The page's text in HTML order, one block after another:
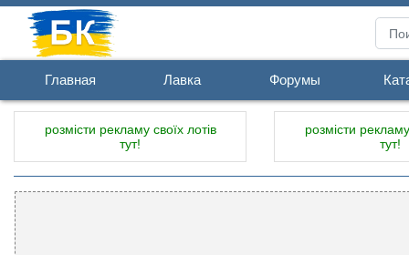
Главная Лавка Форумы
розмісти рекламу своїх лотів
тут!
розмісти
тут!